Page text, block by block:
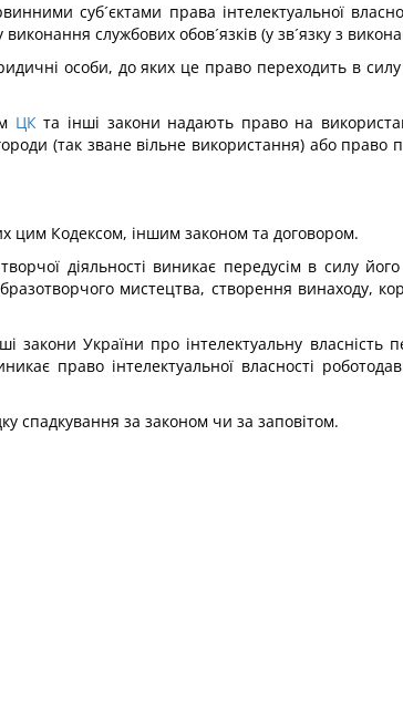
суб´єктами права інтелектуальної
службових обов´язків (у зв´язку з
особи, до яких це право переходить в
ЦКта інші закони надають право на
(так зване вільне використання) або право
цим Кодексом, іншим законом та договором.
діяльності виникає передусім в силу
мистецтва, створення винаходу,
закони України про інтелектуальну
право інтелектуальної власності
спадкування за законом чи за заповітом.